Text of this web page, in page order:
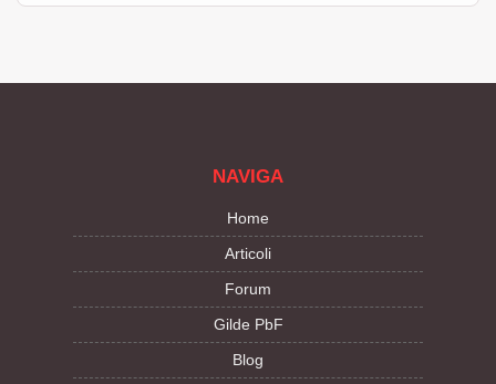
NAVIGA
Home
Articoli
Forum
Gilde PbF
Blog